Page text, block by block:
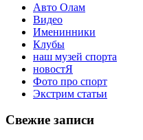
Авто Олам
Видео
Именинники
Клубы
наш музей спорта
новостЯ
Фото про спорт
Экстрим статьи
Свежие записи